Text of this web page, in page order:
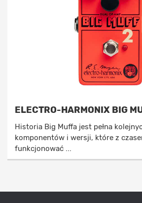
ELECTRO-HARMONIX BIG
Historia Big Muffa jest pełna
komponentów i wersji, które z
funkcjonować ...